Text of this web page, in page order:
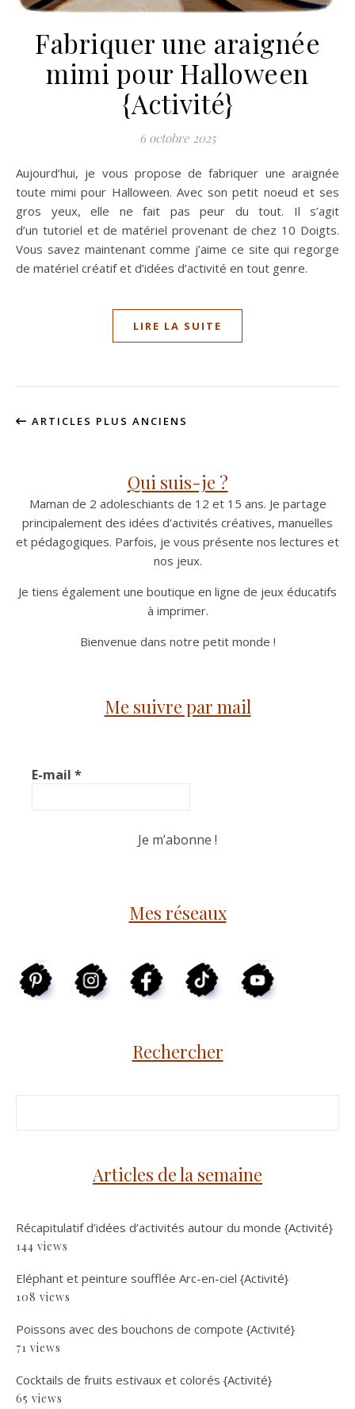
Fabriquer une araignée
mimi pour Halloween
{Activité}
6 octobre 2025
Aujourd’hui, je vous propose de fabriquer une araignée
toute mimi pour Halloween. Avec son petit noeud et ses
gros yeux, elle ne fait pas peur du tout. Il s’agit
d’un tutoriel et de matériel provenant de chez 10 Doigts.
Vous savez maintenant comme j’aime ce site qui regorge
de matériel créatif et d’idées d’activité en tout genre.
LIRE LA SUITE
ARTICLES PLUS ANCIENS
Qui suis-je ?
Maman de 2 adoleschiants de 12 et 15 ans. Je partage
principalement des idées d'activités créatives, manuelles
et pédagogiques. Parfois, je vous présente nos lectures et
nos jeux.
Je tiens également une boutique en ligne de jeux éducatifs
à imprimer.
Bienvenue dans notre petit monde !
Me suivre par mail
E-mail *
Mes réseaux
Rechercher
Articles de la semaine
Récapitulatif d’idées d’activités autour du monde {Activité}
144 views
Eléphant et peinture soufflée Arc-en-ciel {Activité}
108 views
Poissons avec des bouchons de compote {Activité}
71 views
Cocktails de fruits estivaux et colorés {Activité}
65 views